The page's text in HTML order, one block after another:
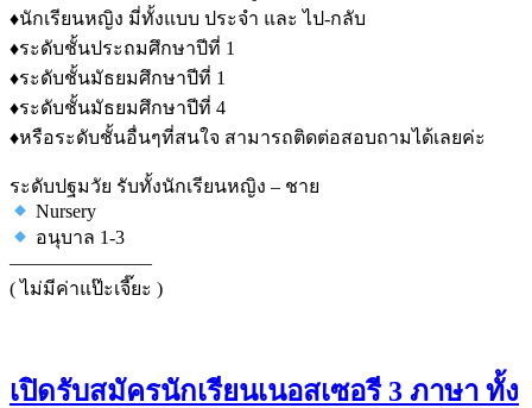
♦️นักเรียนหญิง มี่ทั้งแบบ ประจำ และ ไป-กลับ
♦️ระดับชั้นประถมศึกษาปีที่ 1
♦️ระดับชั้นมัธยมศึกษาปีที่ 1
♦️ระดับชั้นมัธยมศึกษาปีที่ 4
♦️หรือระดับชั้นอื่นๆที่สนใจ สามารถติดต่อสอบถามได้เลยค่ะ
ระดับปฐมวัย รับทั้งนักเรียนหญิง – ชาย
Nursery
อนุบาล 1-3
———————–
( ไม่มีค่าแป๊ะเจี๊ยะ )
เปิดรับสมัครนักเรียนเนอสเซอรี 3 ภาษา ทั้ง